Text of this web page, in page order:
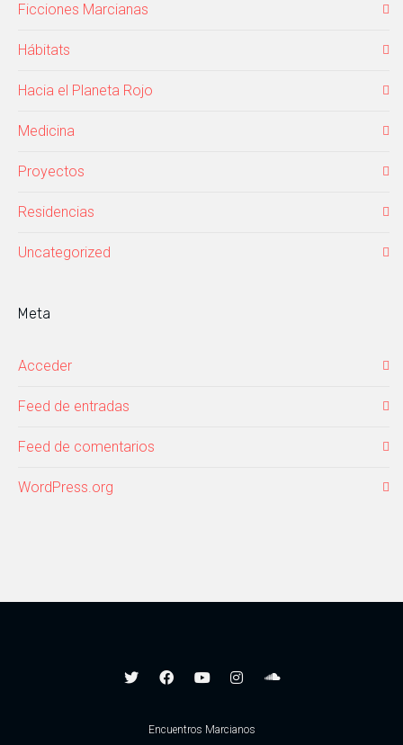
Ficciones Marcianas
Hábitats
Hacia el Planeta Rojo
Medicina
Proyectos
Residencias
Uncategorized
Meta
Acceder
Feed de entradas
Feed de comentarios
WordPress.org
Encuentros Marcianos